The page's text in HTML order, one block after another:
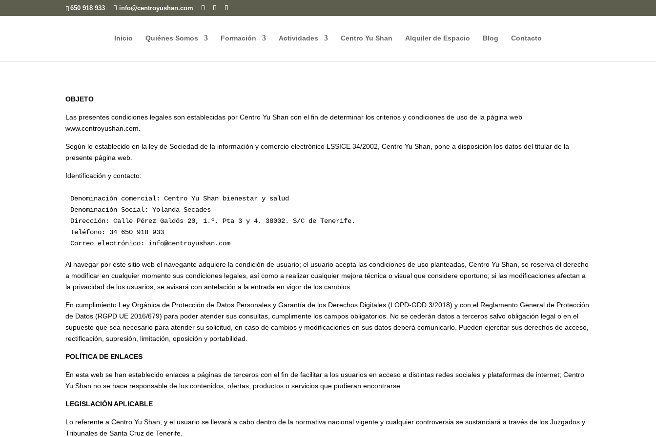
650 918 933 info@centroyushan.com
Inicio Quiénes Somos Formación Actividades Centro Yu Shan Alquiler de Espacio Blog Contacto
OBJETO
Las presentes condiciones legales son establecidas por Centro Yu Shan con el fin de determinar los criterios y condiciones de uso de la página web
www.centroyushan.com.
Según lo establecido en la ley de Sociedad de la información y comercio electrónico LSSICE 34/2002, Centro Yu Shan, pone a disposición los datos del titular de la
presente página web.
Identificación y contacto:
Denominación comercial: Centro Yu Shan bienestar y salud
Denominación Social: Yolanda Secades
Dirección: Calle Pérez Galdós 20, 1.º, Pta 3 y 4. 38002. S/C de Tenerife.
Teléfono: 34 650 918 933
Correo electrónico: info@centroyushan.com
Al navegar por este sitio web el navegante adquiere la condición de usuario; el usuario acepta las condiciones de uso planteadas, Centro Yu Shan, se reserva el derecho
a modificar en cualquier momento sus condiciones legales, así como a realizar cualquier mejora técnica o visual que considere oportuno; si las modificaciones afectan a
la privacidad de los usuarios, se avisará con antelación a la entrada en vigor de los cambios.
En cumplimiento Ley Orgánica de Protección de Datos Personales y Garantía de los Derechos Digitales (LOPD-GDD 3/2018) y con el Reglamento General de Protección
de Datos (RGPD UE 2016/679) para poder atender sus consultas, cumplimente los campos obligatorios. No se cederán datos a terceros salvo obligación legal o en el
supuesto que sea necesario para atender su solicitud, en caso de cambios y modificaciones en sus datos deberá comunicarlo. Pueden ejercitar sus derechos de acceso,
rectificación, supresión, limitación, oposición y portabilidad.
POLÍTICA DE ENLACES
En esta web se han establecido enlaces a páginas de terceros con el fin de facilitar a los usuarios en acceso a distintas redes sociales y plataformas de internet; Centro
Yu Shan no se hace responsable de los contenidos, ofertas, productos o servicios que pudieran encontrarse.
LEGISLACIÓN APLICABLE
Lo referente a Centro Yu Shan, y el usuario se llevará a cabo dentro de la normativa nacional vigente y cualquier controversia se sustanciará a través de los Juzgados y
Tribunales de Santa Cruz de Tenerife.